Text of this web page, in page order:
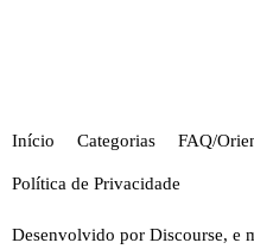
Início Categorias FAQ/
Política de Privacidade
Desenvolvido por Discourse, e